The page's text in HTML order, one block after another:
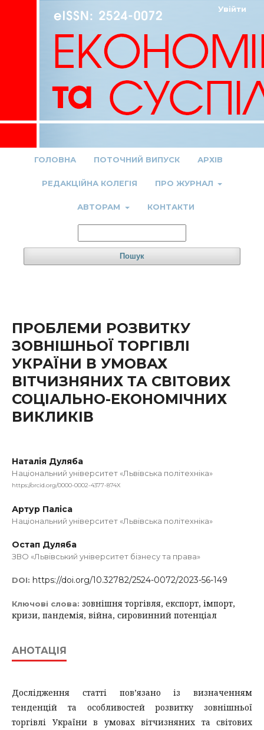
ГОЛОВНА ПОТОЧНИЙ ВИПУСК АРХІВ
РЕДАКЦІЙНА КОЛЕГІЯ ПРО ЖУРНАЛ
АВТОРАМ КОНТАКТИ
Пошук
Увійти
ПРОБЛЕМИ РОЗВИТКУ
ЗОВНІШНЬОЇ ТОРГІВЛІ
УКРАЇНИ В УМОВАХ
ВІТЧИЗНЯНИХ ТА СВІТОВИХ
СОЦІАЛЬНО-ЕКОНОМІЧНИХ
ВИКЛИКІВ
Наталія Дуляба
Національний університет «Львівська політехніка»
https://orcid.org/0000-0002-4377-874X
Артур Паліса
Національний університет «Львівська політехніка»
Остап Дуляба
ЗВО «Львівський університет бізнесу та права»
DOI: https://doi.org/10.32782/2524-0072/2023-56-149
Ключові слова: зовнішня торгівля, експорт, імпорт,
кризи, пандемія, війна, сировинний потенціал
АНОТАЦІЯ
Дослідження статті пов’язано із визначенням
тенденцій та особливостей розвитку зовнішньої
торгівлі України в умовах вітчизняних та світових